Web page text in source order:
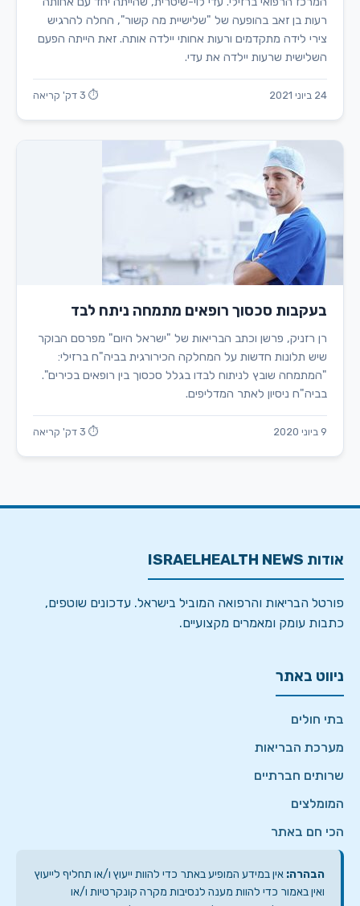
רעות בן זאב בהופעה של "שלישיית מה קשור", החלה להרגיש
צירי לידה מתקדמים ורעות אחותי יילדה אותה. זאת הייתה הפעם
השלישית שרעות יילדה את עדי.
24 ביוני 2021 ⏱ 3 דק' קריאה
בעקבות סכסוך רופאים מתמחה ניתח לבד
רן רזניק, פרשן וכתב הבריאות של "ישראל היום" מפרסם הבוקר
שיש תלונות חדשות על המחלקה הכירורגית בביה"ח ברזילי:
"המתמחה שובץ לניתוח לבדו בגלל סכסוך בין רופאים בכירים".
בביה"ח ניסיון לאתר המדליפים.
9 ביוני 2020 ⏱ 3 דק' קריאה
אודות ISRAELHEALTH NEWS
פורטל הבריאות והרפואה המוביל בישראל. עדכונים שוטפים,
כתבות עומק ומאמרים מקצועיים.
ניווט באתר
בתי חולים
מערכת הבריאות
שרותים חברתיים
המומלצים
הכי חם באתר
הבהרה: אין במידע המופיע באתר כדי להוות ייעוץ ו/או תחליף לייעוץ
ואין באמור כדי להוות מענה לנסיבות מקרה קונקרטיות ו/או